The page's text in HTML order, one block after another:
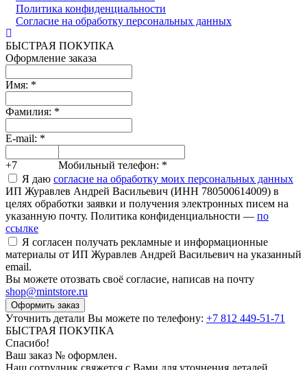
Политика конфиденциальности
Согласие на обработку персональных данных
БЫСТРАЯ ПОКУПКА
Оформление заказа
Имя: *
Фамилия: *
E-mail: *
+7 Мобильный телефон: *
Я даю согласие на обработку моих персональных данных
ИП Журавлев Андрей Васильевич (ИНН 780500614009) в
целях обработки заявки и получения электронных писем на
указанную почту. Политика конфиденциальности — по
ссылке
Я согласен получать рекламные и информационные
материалы от ИП Журавлев Андрей Васильевич на указанный
email.
Вы можете отозвать своё согласие, написав на почту
shop@mintstore.ru
Оформить заказ
Уточнить детали Вы можете по телефону: +7 812 449-51-71
БЫСТРАЯ ПОКУПКА
Спасибо!
Ваш заказ № оформлен.